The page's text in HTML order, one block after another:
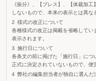
《振分》、【ブレス】、【体裁加
しないもので、本来の表示とは異な
様式の改正について
各種様式の改正は掲載を省略してい
表示されます。
施行日について
各条文の前に掲げた「施行日」に
正式に決定されていないもので、便
弊社の編集担当者が独自に選んだ